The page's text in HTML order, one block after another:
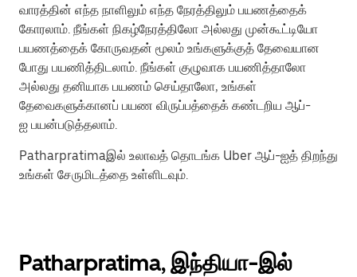
வாரத்தின் எந்த நாளிலும் எந்த நேரத்திலும் பயணத்தைக்
கோரலாம். நீங்கள் நிகழ்நேரத்திலோ அல்லது முன்கூட்டியோ
பயணத்தைக் கோருவதன் மூலம் உங்களுக்குத் தேவையான
போது பயணித்திடலாம். நீங்கள் குழுவாக பயணித்தாலோ
அல்லது தனியாக பயணம் செய்தாலோ, உங்கள்
தேவைகளுக்கானப் பயண விருப்பத்தைக் கண்டறிய ஆப்-
ஐ பயன்படுத்தலாம்.
Patharpratimaஇல் உலாவத் தொடங்க Uber ஆப்-ஐத் திறந்து
உங்கள் சேருமிடத்தை உள்ளிடவும்.
Patharpratima, இந்தியா-இல்